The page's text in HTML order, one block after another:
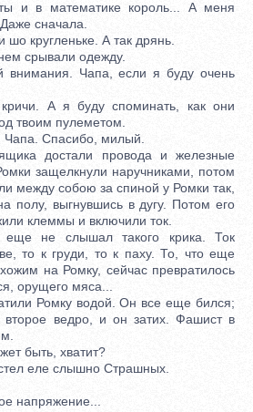
в математике король... А меня
сначала.
кругленьке. А так дрянь.
срывали одежду.
Чапа, если я буду очень
А я буду споминать, как они
твоим пулеметом.
Спасибо, милый.
достали провода и железные
защелкнули наручниками, потом
между собою за спиной у Ромки так,
полу, выгнувшись в дугу. Потом его
клеммы и включили ток.
не слышал такого крика. Ток
то к груди, то к паху. То, что еще
на Ромку, сейчас превратилось
орущего мяса...
Ромку водой. Он все еще бился;
второе ведро, и он затих. Фашист в
быть, хватит?
еле слышно Страшных.
напряжение...